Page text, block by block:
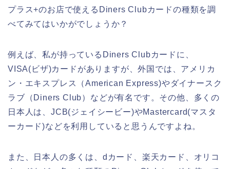
プラス+のお店で使えるDiners Clubカードの種類を調
べてみてはいかがでしょうか？
例えば、私が持っているDiners Clubカードに、
VISA(ビザ)カードがありますが、外国では、アメリカ
ン・エキスプレス（American Express)やダイナースク
ラブ（Diners Club）などが有名です。その他、多くの
日本人は、JCB(ジェイシービー)やMastercard(マスタ
ーカード)などを利用していると思うんですよね。
また、日本人の多くは、dカード、楽天カード、オリコ